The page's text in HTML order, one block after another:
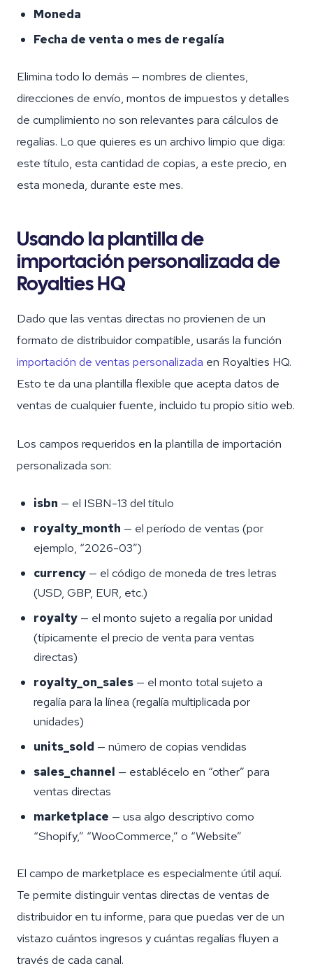
Moneda
Fecha de venta o mes de regalía
Elimina todo lo demás — nombres de clientes,
direcciones de envío, montos de impuestos y detalles
de cumplimiento no son relevantes para cálculos de
regalías. Lo que quieres es un archivo limpio que diga:
este título, esta cantidad de copias, a este precio, en
esta moneda, durante este mes.
Usando la plantilla de
importación personalizada de
Royalties HQ
Dado que las ventas directas no provienen de un
formato de distribuidor compatible, usarás la función
importación de ventas personalizada en Royalties HQ.
Esto te da una plantilla flexible que acepta datos de
ventas de cualquier fuente, incluido tu propio sitio web.
Los campos requeridos en la plantilla de importación
personalizada son:
isbn — el ISBN-13 del título
royalty_month — el período de ventas (por
ejemplo, “2026-03”)
currency — el código de moneda de tres letras
(USD, GBP, EUR, etc.)
royalty — el monto sujeto a regalía por unidad
(típicamente el precio de venta para ventas
directas)
royalty_on_sales — el monto total sujeto a
regalía para la línea (regalía multiplicada por
unidades)
units_sold — número de copias vendidas
sales_channel — establécelo en “other” para
ventas directas
marketplace — usa algo descriptivo como
“Shopify,” “WooCommerce,” o “Website”
El campo de marketplace es especialmente útil aquí.
Te permite distinguir ventas directas de ventas de
distribuidor en tu informe, para que puedas ver de un
vistazo cuántos ingresos y cuántas regalías fluyen a
través de cada canal.